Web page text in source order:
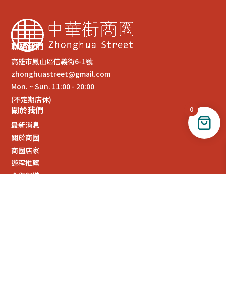
聯絡我們
高雄市鳳山區信義街6-1號
zhonghuastreet@gmail.com
Mon. ~ Sun. 11:00 - 20:00
(不定期店休)
關於我們
最新消息
關於商圈
商圈店家
遊程推薦
合作組織
0